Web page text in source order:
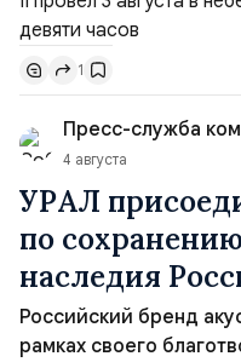
совершив три облёта
траектории.Не
наведени...
1
Пресс-служба
4 августа
УРАЛ
по
наследия
Российский бренд
рамках своего